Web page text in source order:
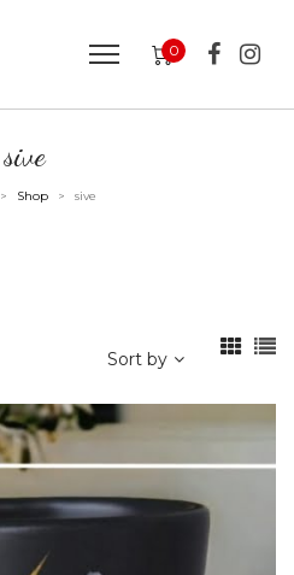
0
sive
> Shop > sive
Sort by